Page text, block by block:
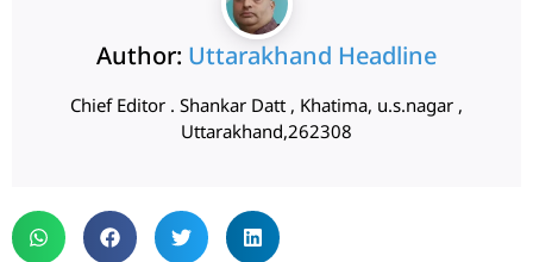
Author: Uttarakhand Headline
Chief Editor . Shankar Datt , Khatima, u.s.nagar ,
Uttarakhand,262308